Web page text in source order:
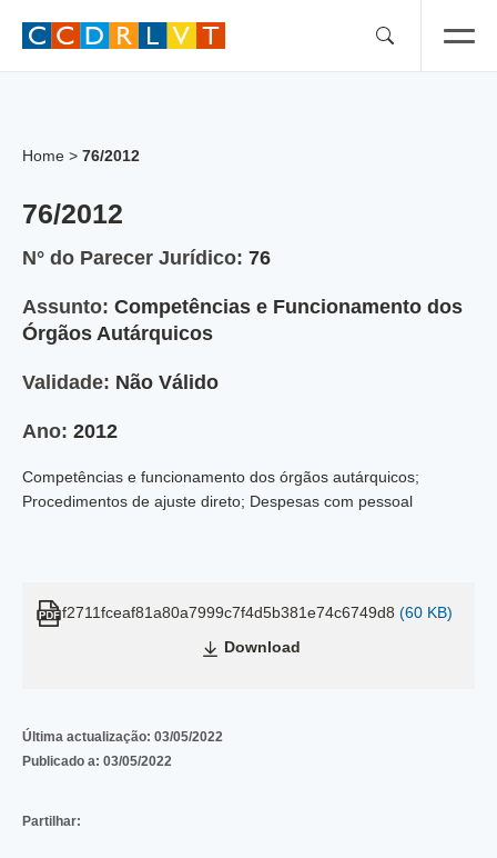
Home > 76/2012
76/2012
N° do Parecer Jurídico: 76
Assunto: Competências e Funcionamento dos
Órgãos Autárquicos
Validade: Não Válido
Ano: 2012
Competências e funcionamento dos órgãos autárquicos;
Procedimentos de ajuste direto; Despesas com pessoal
f2711fceaf81a80a7999c7f4d5b381e74c6749d8 (60 KB)
Download
Última actualização: 03/05/2022
Publicado a: 03/05/2022
Partilhar: